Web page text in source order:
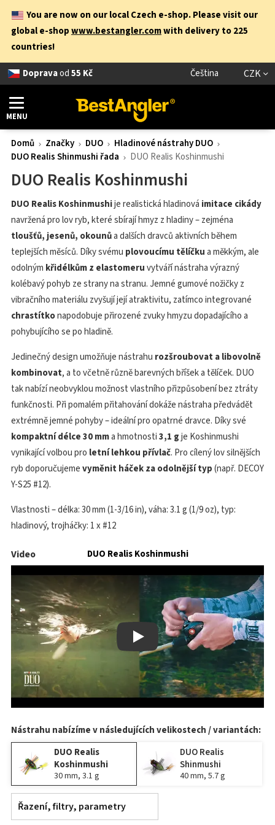
You are now on our local Czech e-shop. Please visit our
global e-shopwww.bestangler.comwith delivery to 225
countries!
Dopravaod55 Kč Čeština CZK
MENU
Domů Značky DUO
Hladinové nástrahy DUO
DUO Realis Shinmushi řada
DUO Realis Koshinmushi
Video DUO Realis Koshinmushi
Play
DUO Realis Koshinmushi
DUO Realis Koshinmushije realistická hladinová imitace cikády
navržená pro lov ryb, které sbírají hmyz z hladiny – zejména
tloušťů, jesenů, okounůa dalších dravců aktivních během
teplejších měsíců. Díky svému plovoucímu tělíčkua měkkým, ale
odolným křidélkům z elastomeruvytváří nástraha výrazný
kolébavý pohyb ze strany na stranu. Jemné gumové nožičky z
vibračního materiálu zvyšují její atraktivitu, zatímco integrované
chrastítkonapodobuje přirozené zvuky hmyzu dopadajícího a
pohybujícího se po hladině.
Jedinečný design umožňuje nástrahu rozšroubovat a libovolně
kombinovat, a to včetně různě barevných bříšek a tělíček. DUO
tak nabízí neobvyklou možnost vlastního přizpůsobení bez ztráty
funkčnosti. Při pomalém přitahování dokáže nástraha předvádět
extrémně jemné pohyby – ideální pro opatrné dravce. Díky své
kompaktní délce 30 mma hmotnosti3,1 gje Koshinmushi
vynikající volbou pro letní lehkou přívlač. Pro cílený lov silnějších
ryb doporučujemevyměnit háček za odolnější typ(např. DECOY
Y-S25 #12).
Vlastnosti – délka: 30 mm (1-3/16 in), váha: 3.1 g (1/9 oz), typ:
hladinový, trojháčky: 1 x #12
Nástrahu nabízíme v následujících velikostech / variantách:
DUO Realis
Koshinmushi
30 mm, 3.1 g
DUO Realis
Shinmushi
40 mm, 5.7 g
Řazení, filtry, parametry